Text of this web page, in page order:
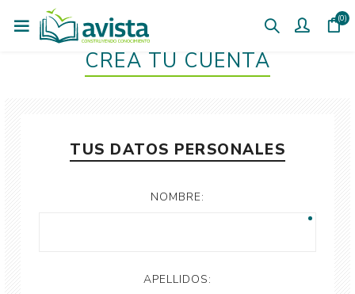
(0)
CREÁ TU CUENTA
TUS DATOS PERSONALES
NOMBRE:
APELLIDOS: